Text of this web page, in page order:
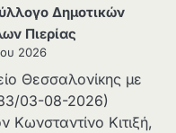
Δημοτικών
Πιερίας
2026
Θεσσαλονίκης με
03-08-2026)
Κωνσταντίνο Κιτιξή,